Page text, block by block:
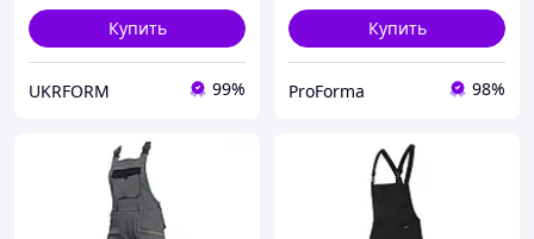
Купить
UKRFORM 99%
Купить
ProForma 98%